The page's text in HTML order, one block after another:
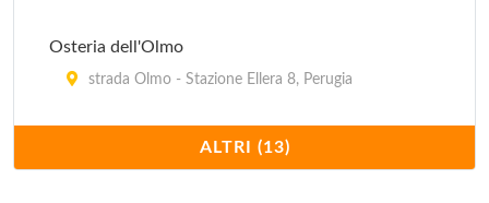
Osteria dell'Olmo
strada Olmo - Stazione Ellera 8, Perugia
via della Viola 18, Perugia
ALTRI (13)